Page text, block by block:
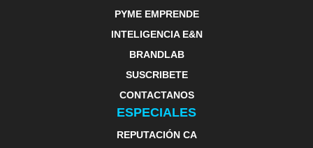
PYME EMPRENDE
INTELIGENCIA E&N
BRANDLAB
SUSCRIBETE
CONTACTANOS
ESPECIALES
REPUTACIÓN CA